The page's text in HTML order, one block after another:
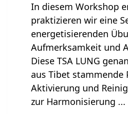
In diesem Workshop
praktizieren wir eine
energetisierenden
Aufmerksamkeit und
Diese TSA LUNG
aus Tibet stammende
Aktivierung und
zur Harmonisierung ...